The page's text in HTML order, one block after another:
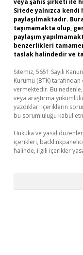
veya şahıs şirketi ile
Sitede yalnızca kendi
paylaşılmaktadır.
taşımamakta olup,
paylaşım
benzerlikleri
taslak halindedir ve
Sitemiz, 5651 Sayılı
Kurumu (BTK)
vermektedir. Bu
veya araştırma
yazdıkları içeriklerin
bu sorumluluğu kabul
Hukuka ve yasal
içerikleri,
halinde, ilgili içerikler